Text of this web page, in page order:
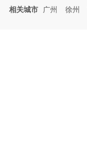
相关城市 广州 徐州